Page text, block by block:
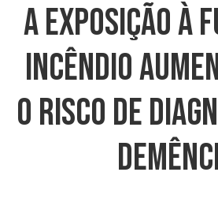
A EXPOSIÇÃO À
INCÊNDIO
O RISCO DE